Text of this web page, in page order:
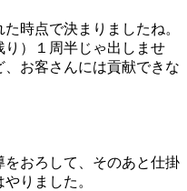
時点で決まりましたね。
り）１周半じゃ出しませ
お客さんには貢献できな
おろして、そのあと仕掛
りました。